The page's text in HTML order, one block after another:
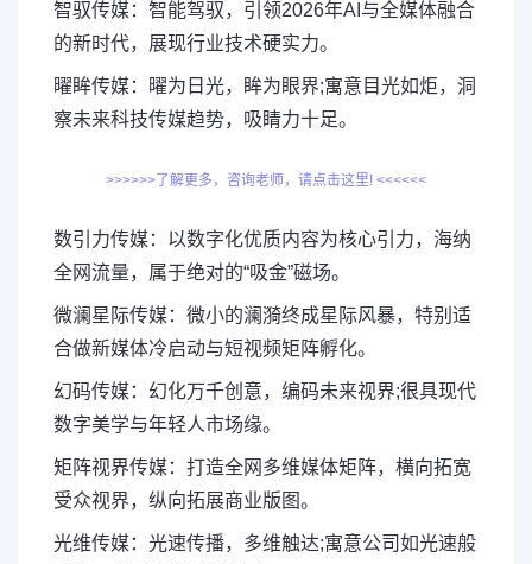
智驭传媒：智能驾驭，引领2026年AI与全媒体融合
的新时代，展现行业技术硬实力。
曜眸传媒：曜为日光，眸为眼界;寓意目光如炬，洞
察未来科技传媒趋势，吸睛力十足。
>>>>>>了解更多，咨询老师，请点击这里! <<<<<<
数引力传媒：以数字化优质内容为核心引力，海纳
全网流量，属于绝对的“吸金”磁场。
微澜星际传媒：微小的澜漪终成星际风暴，特别适
合做新媒体冷启动与短视频矩阵孵化。
幻码传媒：幻化万千创意，编码未来视界;很具现代
数字美学与年轻人市场缘。
矩阵视界传媒：打造全网多维媒体矩阵，横向拓宽
受众视界，纵向拓展商业版图。
光维传媒：光速传播，多维触达;寓意公司如光速般